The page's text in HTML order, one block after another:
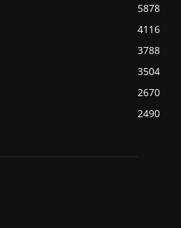
5878
4116
3788
3504
2670
2490